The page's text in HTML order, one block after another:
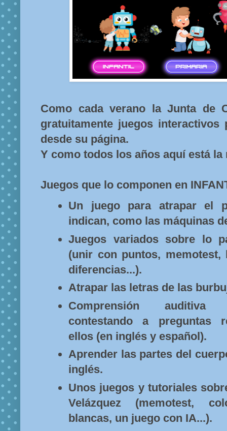
Como cada verano la Junta de
gratuitamente juegos interactivos
desde su página.
Y como todos los años aquí está la
Juegos que lo componen en
Un juego para atrapar el
indican, como las máquinas
Juegos variados sobre lo
(unir con puntos, memotest,
diferencias...).
Atrapar las letras de las
Comprensión
contestando a preguntas
ellos (en inglés y español).
Aprender las partes del
inglés.
Unos juegos y tutoriales
Velázquez (memotest,
blancas, un juego con IA...).